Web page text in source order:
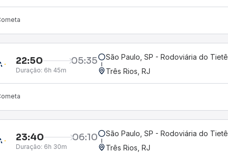
22:50 05:35
Duração: 6h 45m
São Paulo, SP - Rodoviária do Tietê
Três Rios, RJ
23:40 06:10
Duração: 6h 30m
São Paulo, SP - Rodoviária do Tietê
Três Rios, RJ